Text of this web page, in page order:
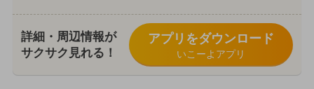
詳細・周辺情報が
サクサク見れる！
アプリをダウンロード
いこーよアプリ